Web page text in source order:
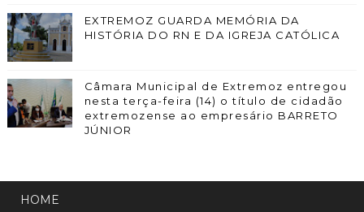
EXTREMOZ GUARDA MEMÓRIA DA
HISTÓRIA DO RN E DA IGREJA CATÓLICA
Câmara Municipal de Extremoz entregou
nesta terça-feira (14) o título de cidadão
extremozense ao empresário BARRETO
JÚNIOR
HOME